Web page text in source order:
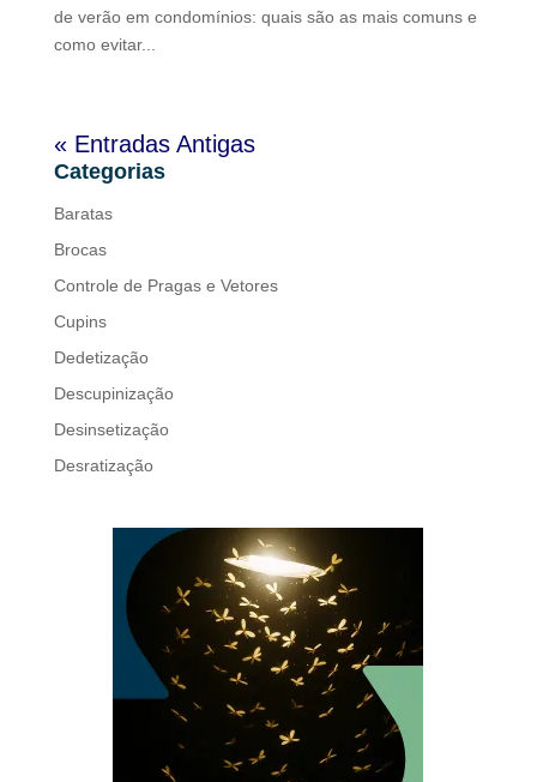
de verão em condomínios: quais são as mais comuns e
como evitar...
« Entradas Antigas
Categorias
Baratas
Brocas
Controle de Pragas e Vetores
Cupins
Dedetização
Descupinização
Desinsetização
Desratização
Mosquito Mist
Mosquitos
Percevejo de Cama
Pulgas e Carrapatos